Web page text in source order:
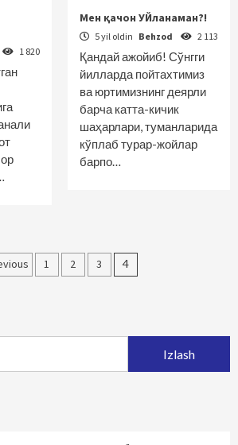
1 820
Мен қачон УЙланаман?!
5 yil oldin Behzod 2 113
Қандай ажойиб! Сўнгги
йилларда пойтахтимиз
ва юртимизнинг деярли
барча катта-кичик
шаҳарлари, туманларида
кўплаб турар-жойлар
барпо…
1 2 3 4